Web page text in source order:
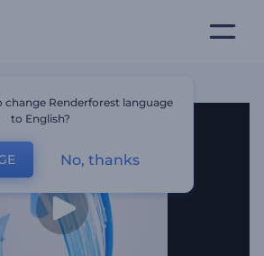
change Renderforest language
to English?
No, thanks